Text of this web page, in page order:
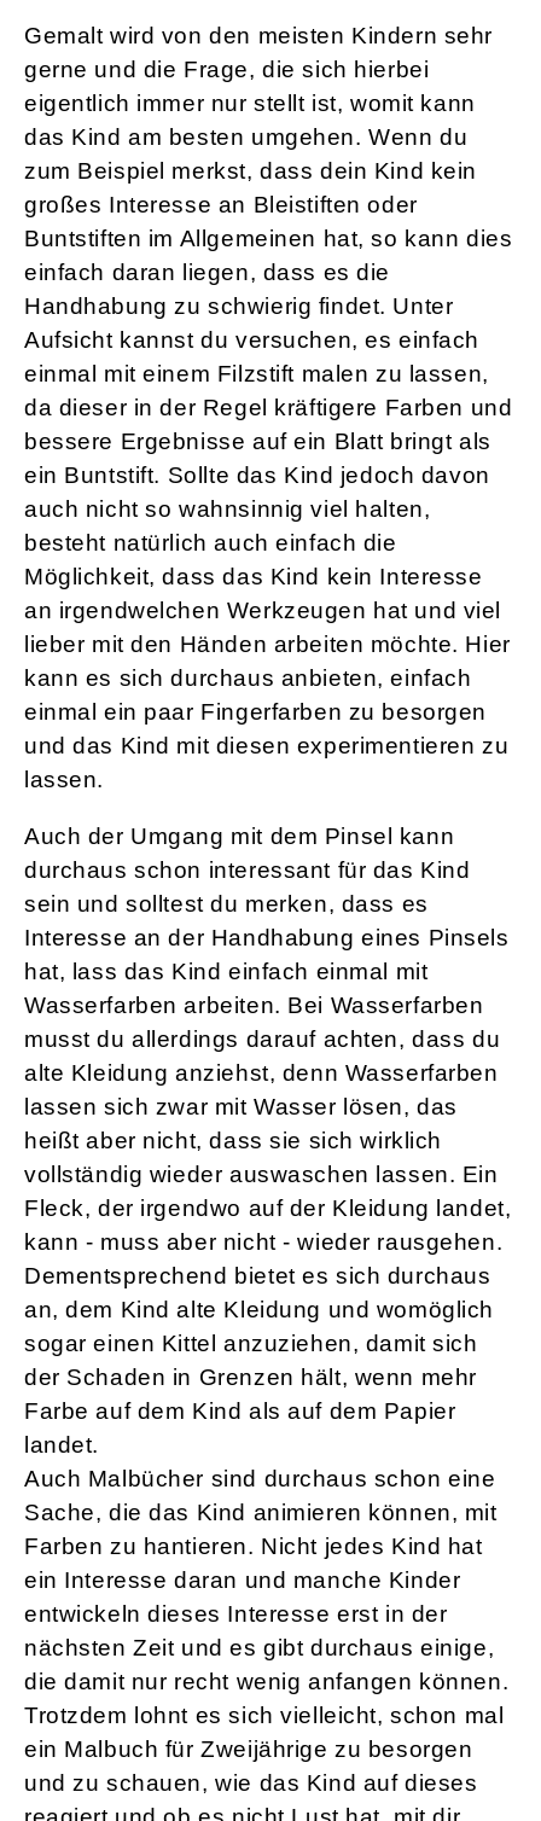
Gemalt wird von den meisten Kindern sehr
gerne und die Frage, die sich hierbei
eigentlich immer nur stellt ist, womit kann
das Kind am besten umgehen. Wenn du
zum Beispiel merkst, dass dein Kind kein
großes Interesse an Bleistiften oder
Buntstiften im Allgemeinen hat, so kann dies
einfach daran liegen, dass es die
Handhabung zu schwierig findet. Unter
Aufsicht kannst du versuchen, es einfach
einmal mit einem Filzstift malen zu lassen,
da dieser in der Regel kräftigere Farben und
bessere Ergebnisse auf ein Blatt bringt als
ein Buntstift. Sollte das Kind jedoch davon
auch nicht so wahnsinnig viel halten,
besteht natürlich auch einfach die
Möglichkeit, dass das Kind kein Interesse
an irgendwelchen Werkzeugen hat und viel
lieber mit den Händen arbeiten möchte. Hier
kann es sich durchaus anbieten, einfach
einmal ein paar Fingerfarben zu besorgen
und das Kind mit diesen experimentieren zu
lassen.
Auch der Umgang mit dem Pinsel kann
durchaus schon interessant für das Kind
sein und solltest du merken, dass es
Interesse an der Handhabung eines Pinsels
hat, lass das Kind einfach einmal mit
Wasserfarben arbeiten. Bei Wasserfarben
musst du allerdings darauf achten, dass du
alte Kleidung anziehst, denn Wasserfarben
lassen sich zwar mit Wasser lösen, das
heißt aber nicht, dass sie sich wirklich
vollständig wieder auswaschen lassen. Ein
Fleck, der irgendwo auf der Kleidung landet,
kann - muss aber nicht - wieder rausgehen.
Dementsprechend bietet es sich durchaus
an, dem Kind alte Kleidung und womöglich
sogar einen Kittel anzuziehen, damit sich
der Schaden in Grenzen hält, wenn mehr
Farbe auf dem Kind als auf dem Papier
landet.
Auch Malbücher sind durchaus schon eine
Sache, die das Kind animieren können, mit
Farben zu hantieren. Nicht jedes Kind hat
ein Interesse daran und manche Kinder
entwickeln dieses Interesse erst in der
nächsten Zeit und es gibt durchaus einige,
die damit nur recht wenig anfangen können.
Trotzdem lohnt es sich vielleicht, schon mal
ein Malbuch für Zweijährige zu besorgen
und zu schauen, wie das Kind auf dieses